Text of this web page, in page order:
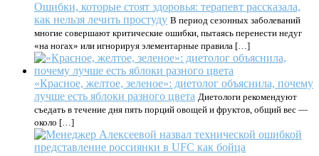
Ошибки, которые стоят здоровья: терапевт рассказала,
как нельзя лечить простуду В период сезонных заболеваний
многие совершают критические ошибки, пытаясь перенести недуг
«на ногах» или игнорируя элементарные правила […]
«Красное, желтое, зеленое»: диетолог объяснила, почему
лучше есть яблоки разного цвета Диетологи рекомендуют
съедать в течение дня пять порций овощей и фруктов, общий вес —
около […]